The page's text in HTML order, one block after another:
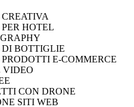
HOTEL
BOTTIGLIE
E-COMMERCE
VIDEO
CON DRONE
SITI WEB